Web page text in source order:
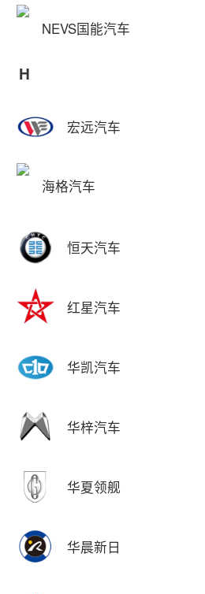
NEVS国能汽车
H
宏远汽车
海格汽车
恒天汽车
红星汽车
华凯汽车
华梓汽车
华夏领舰
华晨新日